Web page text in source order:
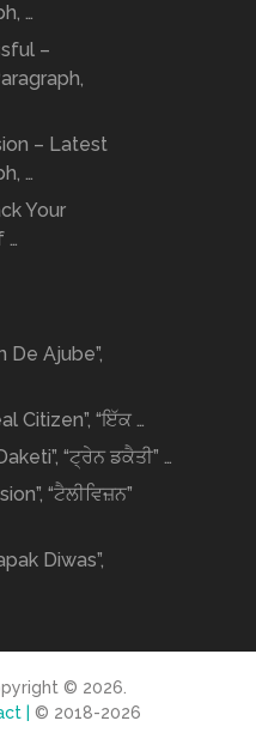
…
–
– Latest
…
Your
…
De Ajube”,
Citizen”, “ਇੱਕ …
“ਟ੍ਰੇਨ ਡਕੈਤੀ” …
“ਟੈਲੀਵਿਜ਼ਨ”
Diwas”,
© 2026.
| © 2018-2026